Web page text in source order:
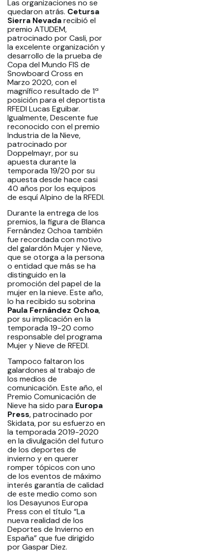
Las organizaciones no se
quedaron atrás. Cetursa
Sierra Nevadarecibió el
premio ATUDEM,
patrocinado por Casli, por
la excelente organización y
desarrollo de la prueba de
Copa del Mundo FIS de
Snowboard Cross en
Marzo 2020, con el
magnífico resultado de 1ª
posición para el deportista
RFEDI Lucas Eguibar.
Igualmente, Descente fue
reconocido con el premio
Industria de la Nieve,
patrocinado por
Doppelmayr, por su
apuesta durante la
temporada 19/20 por su
apuesta desde hace casi
40 años por los equipos
de esquí Alpino de la RFEDI.
Durante la entrega de los
premios, la figura de Blanca
Fernández Ochoa también
fue recordada con motivo
del galardón Mujer y Nieve,
que se otorga a la persona
o entidad que más se ha
distinguido en la
promoción del papel de la
mujer en la nieve. Este año,
lo ha recibido su sobrina
Paula Fernández Ochoa,
por su implicación en la
temporada 19-20 como
responsable del programa
Mujer y Nieve de RFEDI.
Tampoco faltaron los
galardones al trabajo de
los medios de
comunicación. Este año, el
Premio Comunicación de
Nieve ha sido para Europa
Press, patrocinado por
Skidata, por su esfuerzo en
la temporada 2019-2020
en la divulgación del futuro
de los deportes de
invierno y en querer
romper tópicos con uno
de los eventos de máximo
interés garantía de calidad
de este medio como son
los Desayunos Europa
Press con el título “La
nueva realidad de los
Deportes de Invierno en
España” que fue dirigido
por Gaspar Diez.